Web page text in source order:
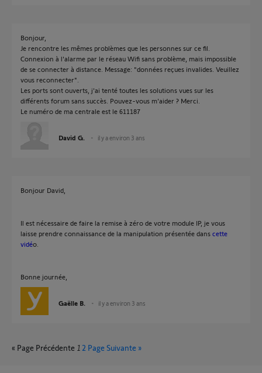
Bonjour,
Je rencontre les mêmes problèmes que les personnes sur ce fil.
Connexion à l'alarme par le réseau Wifi sans problème, mais impossible
de se connecter à distance. Message: "données reçues invalides. Veuillez
vous reconnecter".
Les ports sont ouverts, j'ai tenté toutes les solutions vues sur les
différents forum sans succès. Pouvez-vous m'aider ? Merci.
Le numéro de ma centrale est le 611187
David G. il y a environ 3 ans
Bonjour David,
Il est nécessaire de faire la remise à zéro de votre module IP, je vous
laisse prendre connaissance de la manipulation présentée dans cette
vidéo.
Bonne journée,
Gaëlle B. il y a environ 3 ans
« Page Précédente 1 2 Page Suivante »